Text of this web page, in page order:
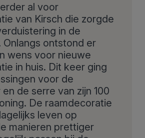
al voor
van Kirsch die zorgde
in de
Onlangs ontstond er
wens voor nieuwe
in huis. Dit keer ging
voor de
de serre van zijn 100
De raamdecoratie
leven op
manieren prettiger